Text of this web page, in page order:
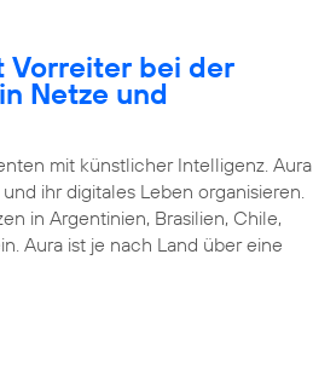
Vorreiter bei der
Netze und
mit künstlicher Intelligenz. Aura
ihr digitales Leben organisieren.
in Argentinien, Brasilien, Chile,
Aura ist je nach Land über eine